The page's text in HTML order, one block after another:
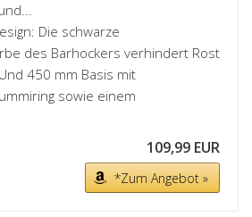
Die schwarze
des Barhockers verhindert Rost
450 mm Basis mit
sowie einem
109,99 EUR
*Zum Angebot »